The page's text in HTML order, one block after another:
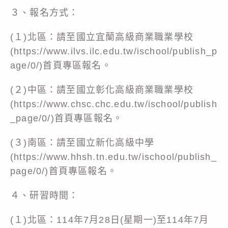
３、報名方式：
(１)北區：請至國立宜蘭高級商業職業學校
(https://www.ilvs.ilc.edu.tw/ischool/publish_p
age/0/)首頁專區報名。
(２)中區：請至國立彰化高級商業職業學校
(https://www.chsc.chc.edu.tw/ischool/publish
_page/0/)首頁專區報名。
(３)南區：請至國立新化高級中學
(https://www.hhsh.tn.edu.tw/ischool/publish_
page/0/)首頁專區報名。
４、研習時間：
(１)北區：114年7月28日(星期一)至114年7月